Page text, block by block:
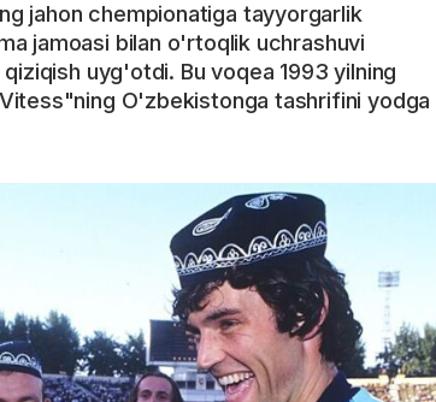
jahon chempionatiga tayyorgarlik
jamoasi bilan o'rtoqlik uchrashuvi
uyg'otdi. Bu voqea 1993 yilning
O'zbekistonga tashrifini yodga